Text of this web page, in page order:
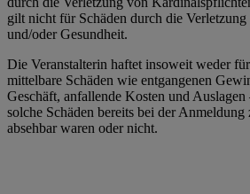
gilt nicht für Schäden durch die
und/oder Gesundheit.
Die Veranstalterin haftet insoweit weder
mittelbare Schäden wie entgangenen
Geschäft, anfallende Kosten und
solche Schäden bereits bei der
absehbar waren oder nicht.